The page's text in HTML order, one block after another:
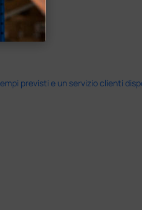
previsti e un servizio clienti